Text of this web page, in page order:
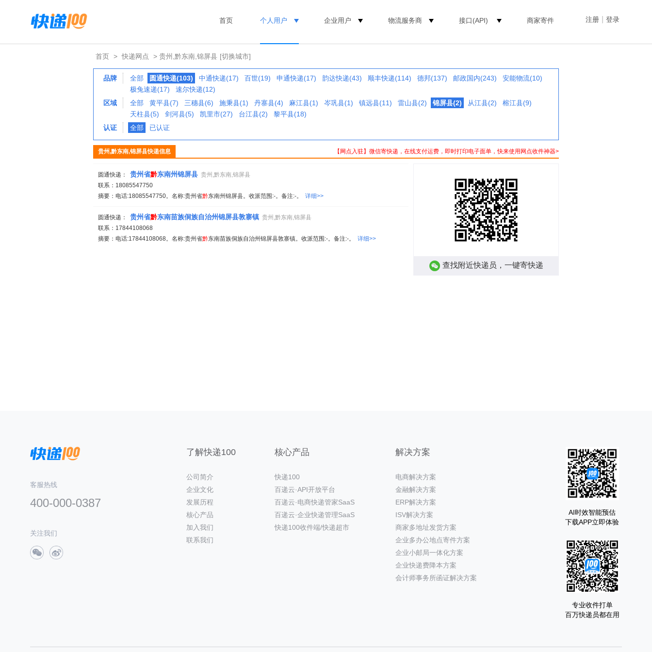
注册 登录
首页 个人用户 企业用户 物流服务商 接口(API) 商家寄件
首页 > 快递网点 > 贵州,黔东南,锦屏县 [切换城市]
品牌 全部 圆通快递(103) 中通快递(17) 百世(19) 申通快递(17) 韵达快递(43) 顺丰快递(114) 德邦(137) 邮政国内(243)
安能物流(10)
极兔速递(17)
速尔快递(12)
区域
全部 黄平县(7) 三穗县(6) 施秉县(1) 丹寨县(4) 麻江县(1) 岑巩县(1) 镇远县(11) 雷山县(2) 锦屏县(2) 从江县(2)
榕江县(9)
天柱县(5)
剑河县(5) 凯里市(27) 台江县(2)
黎平县(18)
认证
全部 已认证
【网点入驻】微信寄快递，在线支付运费，即时打印电子面单，快来使用网点收件神器>
贵州,黔东南,锦屏县快递信息
圆通快递： 贵州省黔东南州锦屏县 贵州,黔东南,锦屏县
联系：18085547750
摘要：电话:18085547750。名称:贵州省黔东南州锦屏县。收派范围:-。备注:-。 详细>>
圆通快递： 贵州省黔东南苗族侗族自治州锦屏县敦寨镇 贵州,黔东南,锦屏县
联系：17844108068
摘要：电话:17844108068。名称:贵州省黔东南苗族侗族自治州锦屏县敦寨镇。收派范围:-。备注:-。 详细>>
查找附近快递员，一键寄快递
客服热线
400-000-0387
关注我们
了解快递100
公司简介
企业文化
发展历程
核心产品
加入我们
联系我们
核心产品
快递100
百递云·API开放平台
百递云·电商快递管家SaaS
百递云·企业快递管理SaaS
快递100收件端/快递超市
解决方案
电商解决方案
金融解决方案
ERP解决方案
ISV解决方案
商家多地址发货方案
企业多办公地点寄件方案
企业小邮局一体化方案
企业快递费降本方案
会计师事务所函证解决方案
AI时效智能预估
下载APP立即体验
专业收件打单
百万快递员都在用